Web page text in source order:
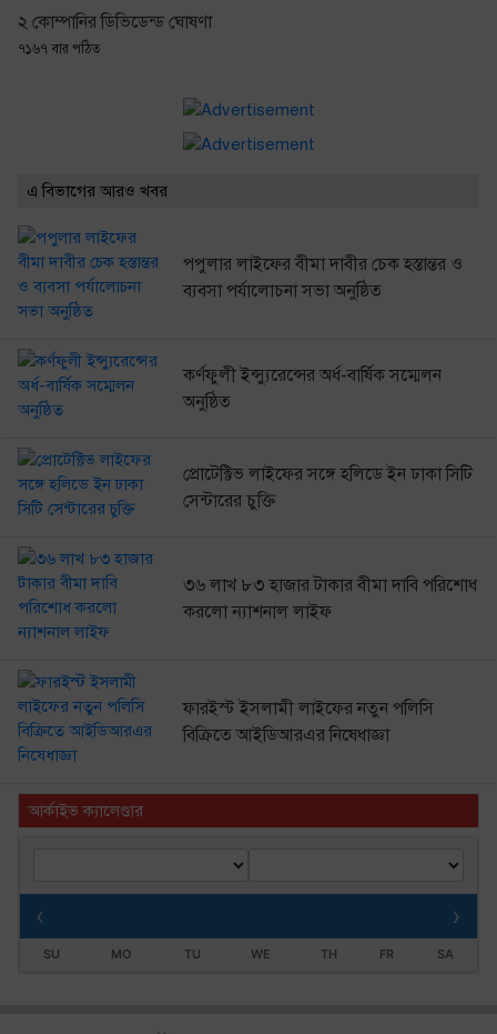
২ কোম্পানির ডিভিডেন্ড ঘোষণা
৭১৬৭ বার পঠিত
এ বিভাগের আরও খবর
পপুলার লাইফের বীমা দাবীর চেক হস্তান্তর ও
ব্যবসা পর্যালোচনা সভা অনুষ্ঠিত
কর্ণফুলী ইন্স্যুরেন্সের অর্ধ-বার্ষিক সম্মেলন
অনুষ্ঠিত
প্রোটেক্টিভ লাইফের সঙ্গে হলিডে ইন ঢাকা সিটি
সেন্টারের চুক্তি
৩৬ লাখ ৮৩ হাজার টাকার বীমা দাবি পরিশোধ
করলো ন্যাশনাল লাইফ
ফারইস্ট ইসলামী লাইফের নতুন পলিসি
বিক্রিতে আইডিআরএর নিষেধাজ্ঞা
আর্কাইভ ক্যালেণ্ডার
‹ ›
SU MO TU WE TH FR SA